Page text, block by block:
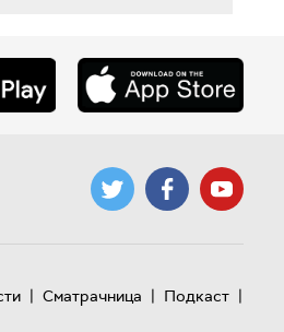
| Сматрачница | Подкаст |